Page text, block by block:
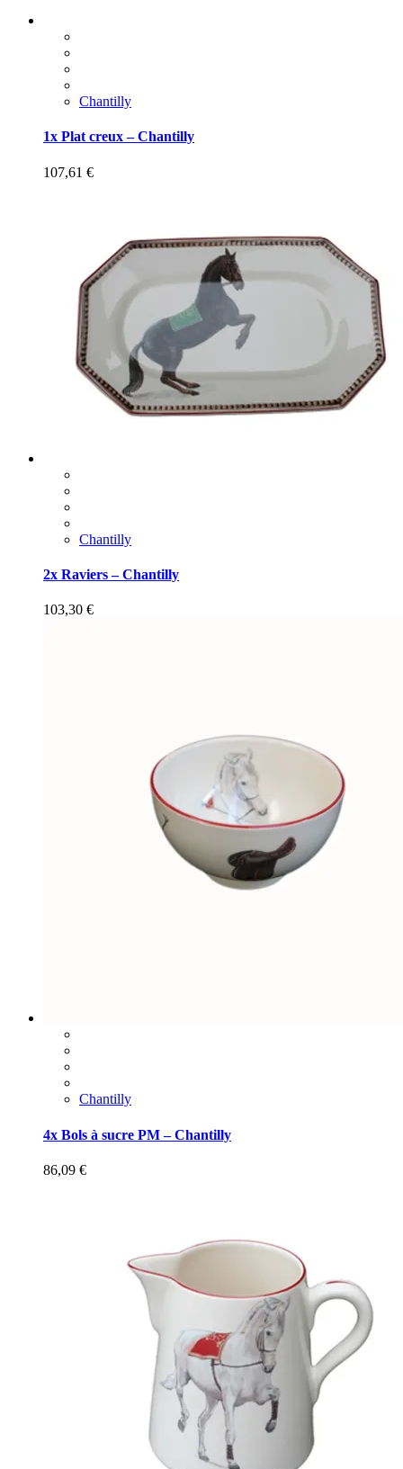
Chantilly
1x Plat creux – Chantilly
107,61 €
Chantilly
2x Raviers – Chantilly
103,30 €
Chantilly
4x Bols à sucre PM – Chantilly
86,09 €